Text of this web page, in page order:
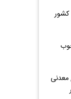
کشور
معدنی